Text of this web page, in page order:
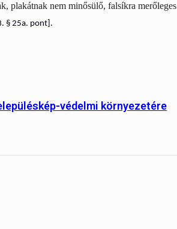
plakátnak nem minősülő, falsíkra merőleges
§ 25a. pont].
védelmi környezetére